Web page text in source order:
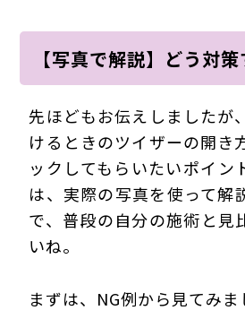
【写真で解説】どう対
先ほどもお伝えしましたが
けるときのツイザーの開き
ックしてもらいたいポイン
は、実際の写真を使って解
で、普段の自分の施術と見
いね。
まずは、NG例から見てみま